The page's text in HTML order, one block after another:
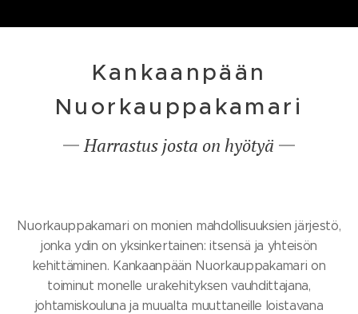
Kankaanpään
Nuorkauppakamari
Harrastus josta on hyötyä
Nuorkauppakamari on monien mahdollisuuksien järjestö,
jonka ydin on yksinkertainen: itsensä ja yhteisön
kehittäminen. Kankaanpään Nuorkauppakamari on
toiminut monelle urakehityksen vauhdittajana,
johtamiskouluna ja muualta muuttaneille loistavana